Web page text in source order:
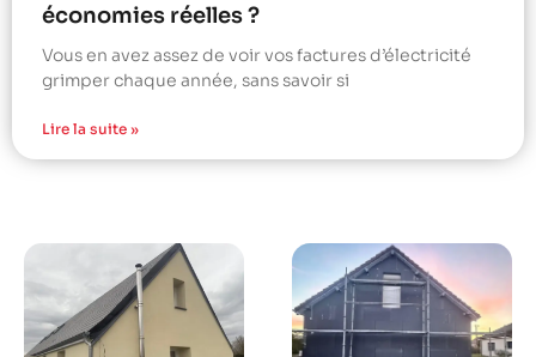
économies réelles ?
Vous en avez assez de voir vos factures d’électricité
grimper chaque année, sans savoir si
Lire la suite »